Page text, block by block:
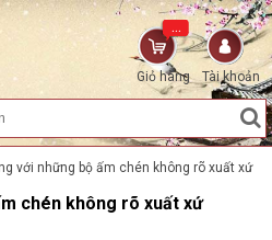
Tài khoản
Giỏ hàng
...
với những bộ ấm chén không rõ xuất xứ
chén không rõ xuất xứ